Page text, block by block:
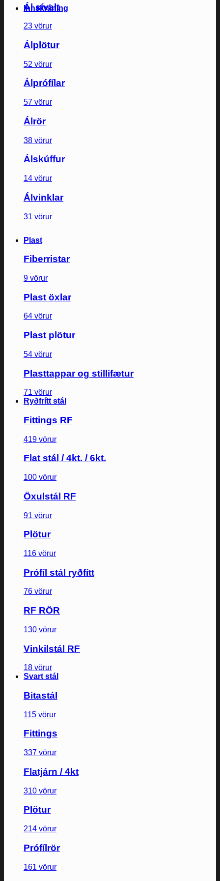
Innskráning
Ál sívalt
23 vörur
Álplötur
52 vörur
Álprófílar
57 vörur
Álrör
38 vörur
Álskúffur
14 vörur
Álvinklar
31 vörur
Plast
Fiberristar
9 vörur
Plast öxlar
64 vörur
Plast plötur
54 vörur
Plasttappar og stillifætur
71 vörur
Ryðfrítt stál
Fittings RF
419 vörur
Flat stál / 4kt. / 6kt.
100 vörur
Öxulstál RF
91 vörur
Plötur
116 vörur
Prófíl stál ryðfítt
76 vörur
RF RÖR
130 vörur
Vinkilstál RF
18 vörur
Svart stál
Bitastál
115 vörur
Fittings
337 vörur
Flatjárn / 4kt
310 vörur
Plötur
214 vörur
Prófílrör
161 vörur